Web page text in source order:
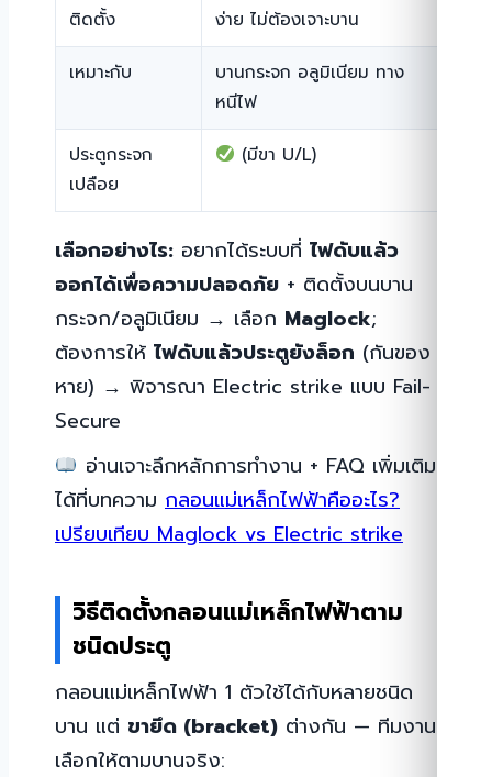
ติดตั้ง
ง่าย ไม่ต้องเจาะบาน
เหมาะกับ
บานกระจก อลูมิเนียม ทาง
หนีไฟ
ประตูกระจก
เปลือย
(มีขา U/L)
เลือกอย่างไร: อยากได้ระบบที่ ไฟดับแล้ว
ออกได้เพื่อความปลอดภัย + ติดตั้งบนบาน
กระจก/อลูมิเนียม → เลือก Maglock;
ต้องการให้ ไฟดับแล้วประตูยังล็อก (กันของ
หาย) → พิจารณา Electric strike แบบ Fail-
Secure
อ่านเจาะลึกหลักการทำงาน + FAQ เพิ่มเติม
ได้ที่บทความ กลอนแม่เหล็กไฟฟ้าคืออะไร?
เปรียบเทียบ Maglock vs Electric strike
วิธีติดตั้งกลอนแม่เหล็กไฟฟ้าตาม
ชนิดประตู
กลอนแม่เหล็กไฟฟ้า 1 ตัวใช้ได้กับหลายชนิด
บาน แต่ ขายึด (bracket) ต่างกัน — ทีมงาน
เลือกให้ตามบานจริง: